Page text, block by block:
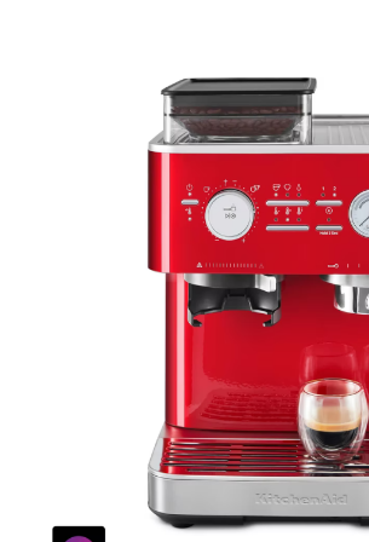
überspringen